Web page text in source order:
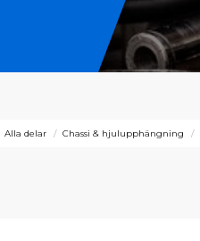
Alla delar Chassi & hjulupphängning